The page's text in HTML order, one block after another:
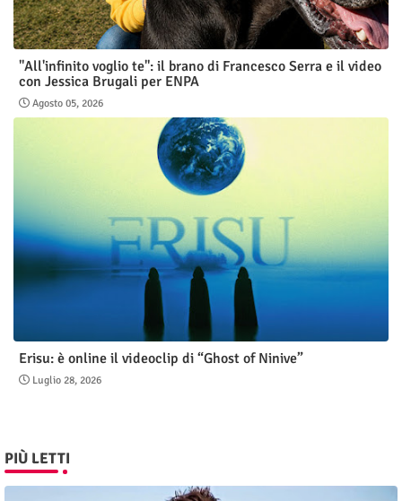
"All'infinito voglio te": il brano di Francesco Serra e il video
con Jessica Brugali per ENPA
Agosto 05, 2026
Erisu: è online il videoclip di “Ghost of Ninive”
Luglio 28, 2026
PIÙ LETTI